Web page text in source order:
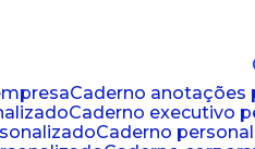
caderno
caderno executivo
caderno